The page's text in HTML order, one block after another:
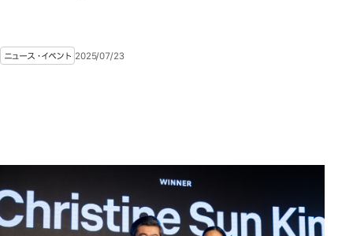
ニュース・イベント 2025/07/23